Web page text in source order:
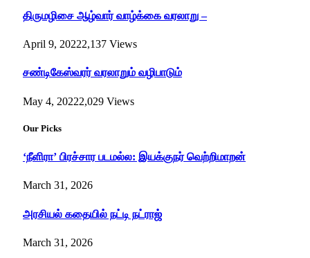
திருமழிசை ஆழ்வார் வாழ்க்கை வரலாறு –
April 9, 20222,137 Views
சண்டிகேஸ்வரர் வரலாறும் வழிபாடும்
May 4, 20222,029 Views
Our Picks
‘நீளிரா’ பிரச்சார படமல்ல: இயக்குநர் வெற்றிமாறன்
March 31, 2026
அரசியல் கதையில் நட்டி நட்ராஜ்
March 31, 2026